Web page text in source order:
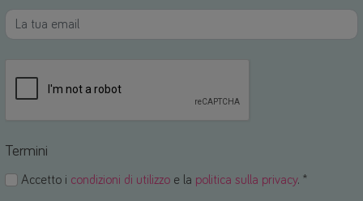
Termini
Accetto i condizioni di utilizzo e la politica sulla privacy. *